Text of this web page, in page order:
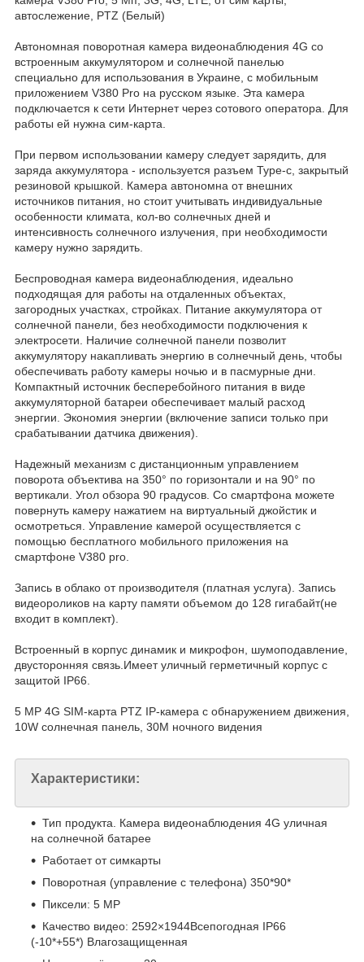
автослежение, PTZ (Белый)
Автономная поворотная камера видеонаблюдения 4G со
встроенным аккумулятором и солнечной панелью
специально для использования в Украине, с мобильным
приложением V380 Pro на русском языке. Эта камера
подключается к сети Интернет через сотового оператора. Для
работы ей нужна сим-карта.
При первом использовании камеру следует зарядить, для
заряда аккумулятора - используется разъем Type-c, закрытый
резиновой крышкой. Камера автономна от внешних
источников питания, но стоит учитывать индивидуальные
особенности климата, кол-во солнечных дней и
интенсивность солнечного излучения, при необходимости
камеру нужно зарядить.
Беспроводная камера видеонаблюдения, идеально
подходящая для работы на отдаленных объектах,
загородных участках, стройках. Питание аккумулятора от
солнечной панели, без необходимости подключения к
электросети. Наличие солнечной панели позволит
аккумулятору накапливать энергию в солнечный день, чтобы
обеспечивать работу камеры ночью и в пасмурные дни.
Компактный источник бесперебойного питания в виде
аккумуляторной батареи обеспечивает малый расход
энергии. Экономия энергии (включение записи только при
срабатывании датчика движения).
Надежный механизм с дистанционным управлением
поворота объектива на 350° по горизонтали и на 90° по
вертикали. Угол обзора 90 градусов. Со смартфона можете
повернуть камеру нажатием на виртуальный джойстик и
осмотреться. Управление камерой осуществляется с
помощью бесплатного мобильного приложения на
смартфоне V380 pro.
Запись в облако от производителя (платная услуга). Запись
видеороликов на карту памяти объемом до 128 гигабайт(не
входит в комплект).
Встроенный в корпус динамик и микрофон, шумоподавление,
двусторонняя связь.Имеет уличный герметичный корпус с
защитой IP66.
5 MP 4G SIM-карта PTZ IP-камера с обнаружением движения,
10W солнечная панель, 30M ночного видения
Характеристики:
Тип продукта. Камера видеонаблюдения 4G уличная
на солнечной батарее
Работает от cимкapты
Повopотнaя (управление с телефона) 350*90*
Пиксели: 5 MP
Качество видео: 2592×1944Всепогодная IP66
(-10*+55*) Влагозащищенная